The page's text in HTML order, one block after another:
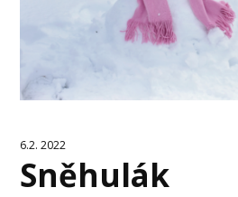
6.2. 2022
Sněhulák